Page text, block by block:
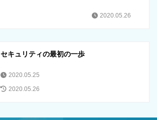
2020.05.26
セキュリティの最初の一歩
2020.05.25
2020.05.26